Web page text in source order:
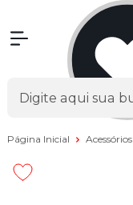
Página Inicial Acessórios